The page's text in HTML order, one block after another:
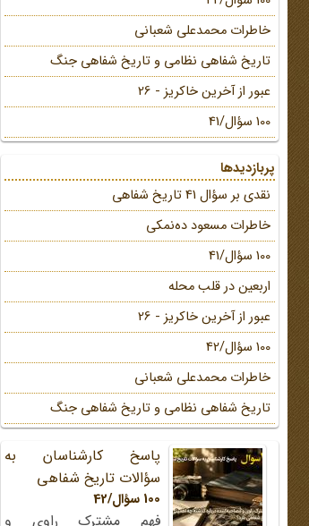
خاطرات محمد‌علی شعبانی
تاریخ شفاهی نظامی و تاریخ شفاهی جنگ
عبور از آخرین خاکریز - 26
100 سؤال/41
پربازدیدها
نقدی بر سؤال 41 تاریخ شفاهی
خاطرات مسعود ده‌نمکی
100 سؤال/41
اربعین در قلب محله
عبور از آخرین خاکریز - 26
100 سؤال/42
خاطرات محمد‌علی شعبانی
تاریخ شفاهی نظامی و تاریخ شفاهی جنگ
پاسخ کارشناسان به
سؤالات تاریخ شفاهی
100 سؤال/42
فهم مشترک راوی و